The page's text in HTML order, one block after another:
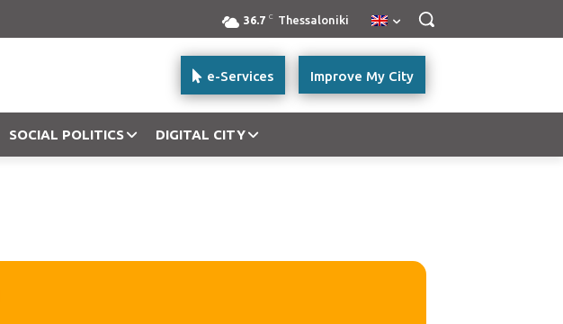
36.7 C Thessaloniki
Improve My City
e-Services
SOCIAL POLITICS DIGITAL CITY